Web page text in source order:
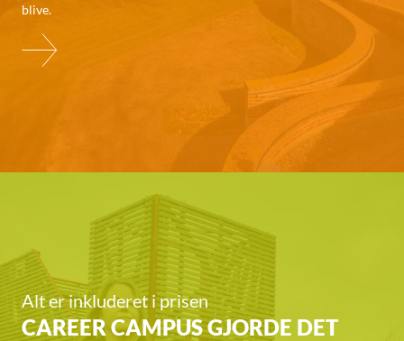
blive.
Alt er inkluderet i prisen
CAREER CAMPUS GJORDE DET